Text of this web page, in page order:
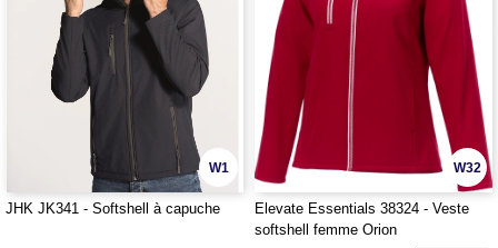
W1
JHK JK341 - Softshell à capuche
W32
Elevate Essentials 38324 - Veste
softshell femme Orion